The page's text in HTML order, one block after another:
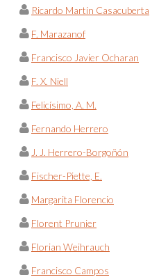
Ricardo Martín Casacuberta
F. Marazanof
Francisco Javier Ocharan
F. X. Niell
Felicísimo, A. M.
Fernando Herrero
J. J. Herrero-Borgoñón
Fischer-Piette, E.
Margarita Florencio
Florent Prunier
Florian Weihrauch
Francisco Campos